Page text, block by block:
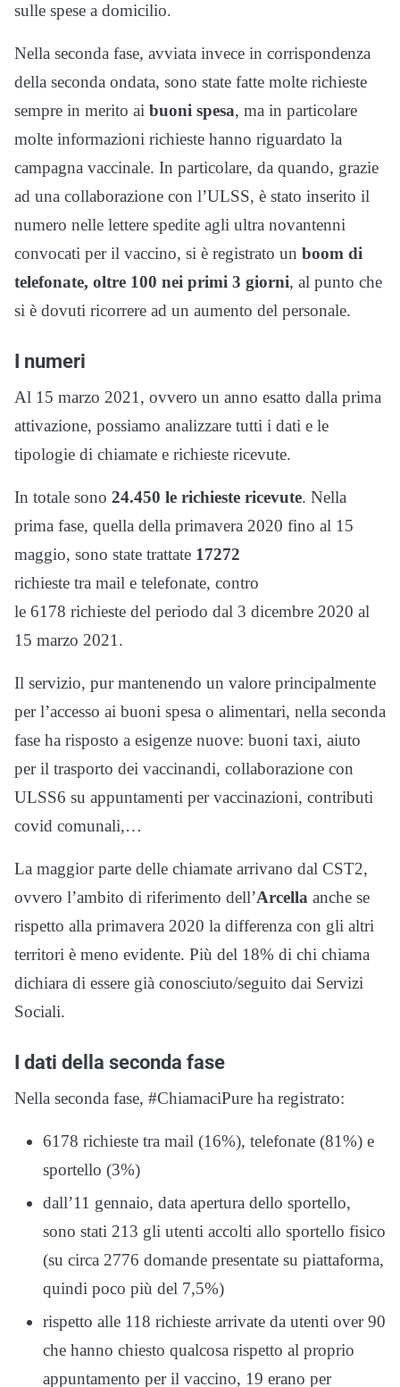
sulle spese a domicilio.
Nella seconda fase, avviata invece in corrispondenza
della seconda ondata, sono state fatte molte richieste
sempre in merito ai buoni spesa, ma in particolare
molte informazioni richieste hanno riguardato la
campagna vaccinale. In particolare, da quando, grazie
ad una collaborazione con l’ULSS, è stato inserito il
numero nelle lettere spedite agli ultra novantenni
convocati per il vaccino, si è registrato un boom di
telefonate, oltre 100 nei primi 3 giorni, al punto che
si è dovuti ricorrere ad un aumento del personale.
I numeri
Al 15 marzo 2021, ovvero un anno esatto dalla prima
attivazione, possiamo analizzare tutti i dati e le
tipologie di chiamate e richieste ricevute.
In totale sono 24.450 le richieste ricevute. Nella
prima fase, quella della primavera 2020 fino al 15
maggio, sono state trattate 17272
richieste tra mail e telefonate, contro
le 6178 richieste del periodo dal 3 dicembre 2020 al
15 marzo 2021.
Il servizio, pur mantenendo un valore principalmente
per l’accesso ai buoni spesa o alimentari, nella seconda
fase ha risposto a esigenze nuove: buoni taxi, aiuto
per il trasporto dei vaccinandi, collaborazione con
ULSS6 su appuntamenti per vaccinazioni, contributi
covid comunali,…
La maggior parte delle chiamate arrivano dal CST2,
ovvero l’ambito di riferimento dell’Arcella anche se
rispetto alla primavera 2020 la differenza con gli altri
territori è meno evidente. Più del 18% di chi chiama
dichiara di essere già conosciuto/seguito dai Servizi
Sociali.
I dati della seconda fase
Nella seconda fase, #ChiamaciPure ha registrato:
6178 richieste tra mail (16%), telefonate (81%) e
sportello (3%)
dall’11 gennaio, data apertura dello sportello,
sono stati 213 gli utenti accolti allo sportello fisico
(su circa 2776 domande presentate su piattaforma,
quindi poco più del 7,5%)
rispetto alle 118 richieste arrivate da utenti over 90
che hanno chiesto qualcosa rispetto al proprio
appuntamento per il vaccino, 19 erano per